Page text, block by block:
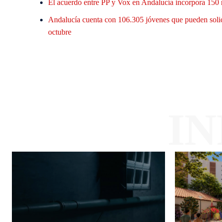
El acuerdo entre PP y Vox en Andalucía incorpora
Andalucía cuenta con 106.305 jóvenes que pueden
octubre